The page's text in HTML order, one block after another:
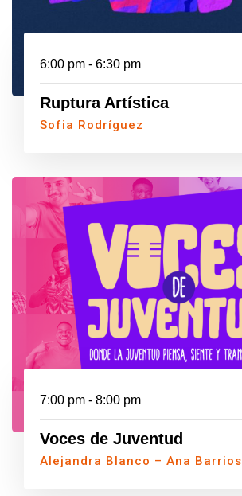
6:00 pm - 6:30 pm
Ruptura Artística
Sofia Rodríguez
7:00 pm - 8:00 pm
Voces de Juventud
Alejandra Blanco – Ana Barrios